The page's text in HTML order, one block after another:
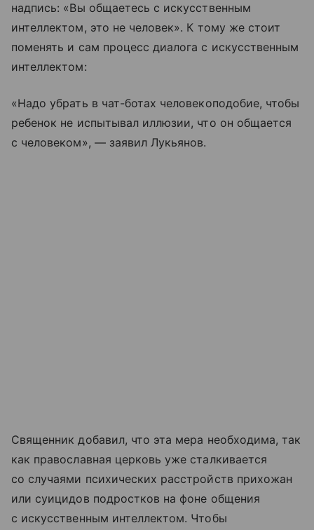
надпись: «Вы общаетесь с искусственным
интеллектом, это не человек». К тому же стоит
поменять и сам процесс диалога с искусственным
интеллектом:
«Надо убрать в чат-ботах человекоподобие, чтобы
ребенок не испытывал иллюзии, что он общается
с человеком», — заявил Лукьянов.
Священник добавил, что эта мера необходима, так
как православная церковь уже сталкивается
со случаями психических расстройств прихожан
или суицидов подростков на фоне общения
с искусственным интеллектом. Чтобы